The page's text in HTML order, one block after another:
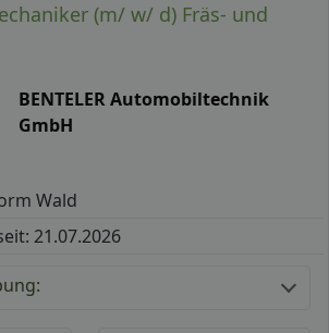
(m/ w/ d) Fräs- und
BENTELER Automobiltechnik
GmbH
Wald
21.07.2026